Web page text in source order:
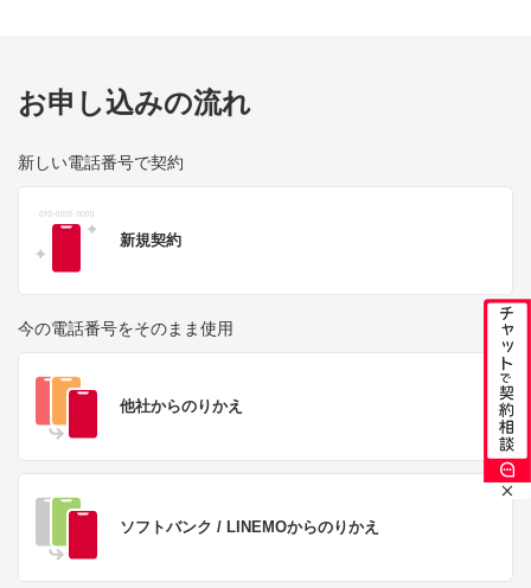
お申し込みの流れ
新しい電話番号で契約
新規契約
今の電話番号をそのまま使用
他社からのりかえ
ソフトバンク / LINEMOからのりかえ